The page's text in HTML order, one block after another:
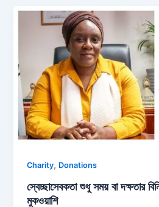
Charity, Donations
স্বেচ্ছাসেবকতা শুধু সময় বা দক্ষতার
মুকওয়াশি